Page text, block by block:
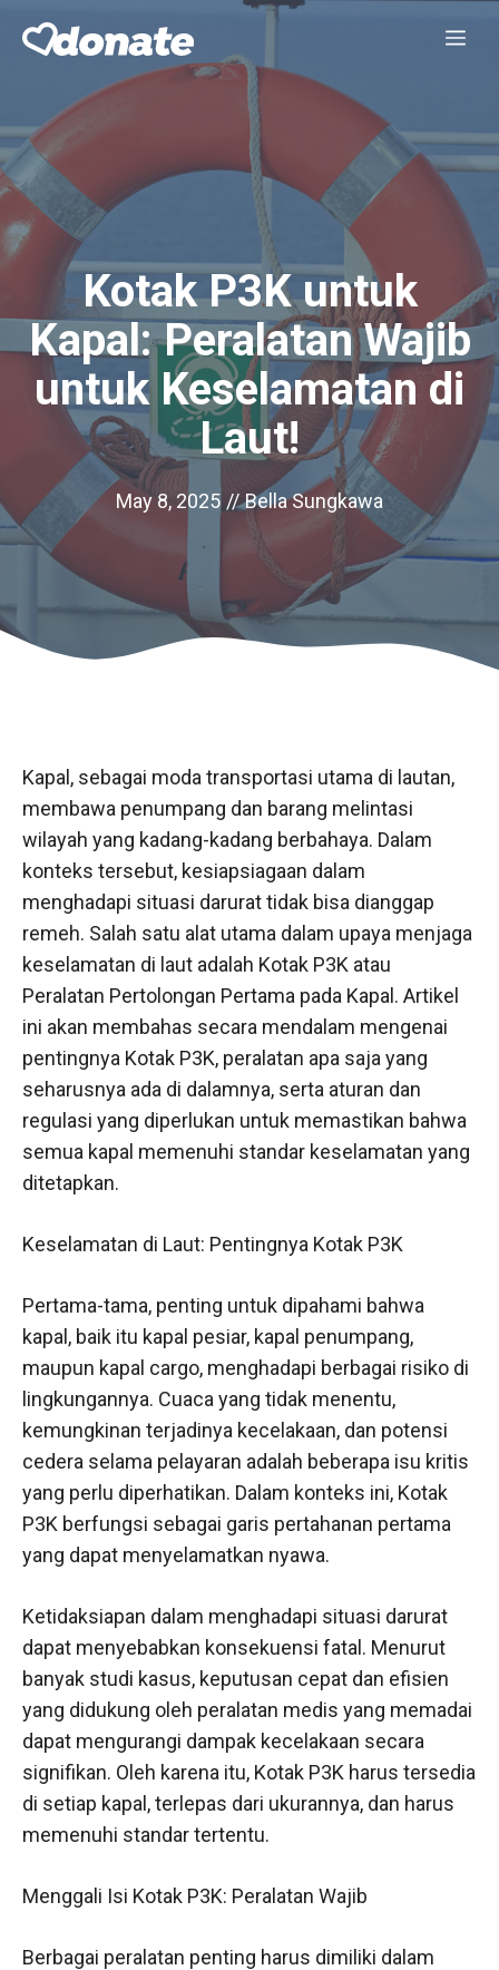
Kotak P3K untuk
Kapal: Peralatan Wajib
untuk Keselamatan di
Laut!
May 8, 2025 // Bella Sungkawa
Kapal, sebagai moda transportasi utama di lautan,
membawa penumpang dan barang melintasi
wilayah yang kadang-kadang berbahaya. Dalam
konteks tersebut, kesiapsiagaan dalam
menghadapi situasi darurat tidak bisa dianggap
remeh. Salah satu alat utama dalam upaya menjaga
keselamatan di laut adalah Kotak P3K atau
Peralatan Pertolongan Pertama pada Kapal. Artikel
ini akan membahas secara mendalam mengenai
pentingnya Kotak P3K, peralatan apa saja yang
seharusnya ada di dalamnya, serta aturan dan
regulasi yang diperlukan untuk memastikan bahwa
semua kapal memenuhi standar keselamatan yang
ditetapkan.
Keselamatan di Laut: Pentingnya Kotak P3K
Pertama-tama, penting untuk dipahami bahwa
kapal, baik itu kapal pesiar, kapal penumpang,
maupun kapal cargo, menghadapi berbagai risiko di
lingkungannya. Cuaca yang tidak menentu,
kemungkinan terjadinya kecelakaan, dan potensi
cedera selama pelayaran adalah beberapa isu kritis
yang perlu diperhatikan. Dalam konteks ini, Kotak
P3K berfungsi sebagai garis pertahanan pertama
yang dapat menyelamatkan nyawa.
Ketidaksiapan dalam menghadapi situasi darurat
dapat menyebabkan konsekuensi fatal. Menurut
banyak studi kasus, keputusan cepat dan efisien
yang didukung oleh peralatan medis yang memadai
dapat mengurangi dampak kecelakaan secara
signifikan. Oleh karena itu, Kotak P3K harus tersedia
di setiap kapal, terlepas dari ukurannya, dan harus
memenuhi standar tertentu.
Menggali Isi Kotak P3K: Peralatan Wajib
Berbagai peralatan penting harus dimiliki dalam